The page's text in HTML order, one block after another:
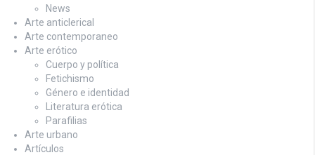
News
Arte anticlerical
Arte contemporaneo
Arte erótico
Cuerpo y política
Fetichismo
Género e identidad
Literatura erótica
Parafilias
Arte urbano
Artículos